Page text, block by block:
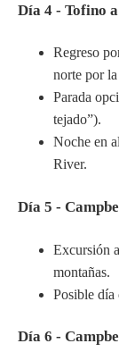
Día 4 - Tofino
Regreso
norte por
Parada
tejado”).
Noche en
River.
Día 5 -
Excursión
montañas.
Posible día
Día 6 -